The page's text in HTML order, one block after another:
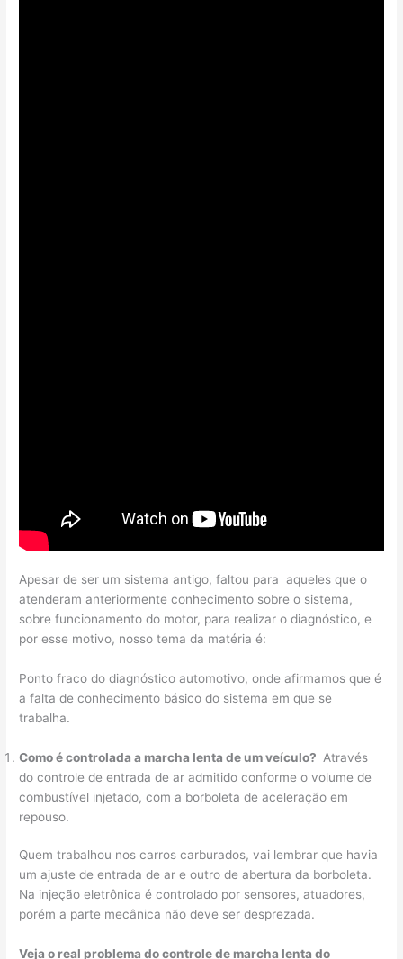
Apesar de ser um sistema antigo, faltou para aqueles que o
atenderam anteriormente conhecimento sobre o sistema,
sobre funcionamento do motor, para realizar o diagnóstico, e
por esse motivo, nosso tema da matéria é:
Ponto fraco do diagnóstico automotivo, onde afirmamos que é
a falta de conhecimento básico do sistema em que se
trabalha.
Como é controlada a marcha lenta de um veículo? Através
do controle de entrada de ar admitido conforme o volume de
combustível injetado, com a borboleta de aceleração em
repouso.
Quem trabalhou nos carros carburados, vai lembrar que havia
um ajuste de entrada de ar e outro de abertura da borboleta.
Na injeção eletrônica é controlado por sensores, atuadores,
porém a parte mecânica não deve ser desprezada.
Veja o real problema do controle de marcha lenta do